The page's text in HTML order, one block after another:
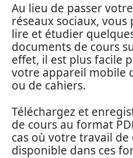
Au lieu de passer
réseaux sociaux,
lire et étudier
documents de cours
effet, il est plus facile
votre appareil mobile
ou de cahiers.
Téléchargez et
de cours au format
cas où votre travail de
disponible dans ces